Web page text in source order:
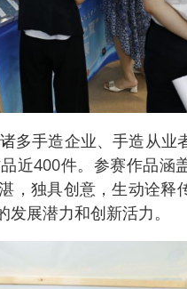
多手造企业、手造从业
近400件。参赛作品涵
，独具创意，生动诠释
展潜力和创新活力。